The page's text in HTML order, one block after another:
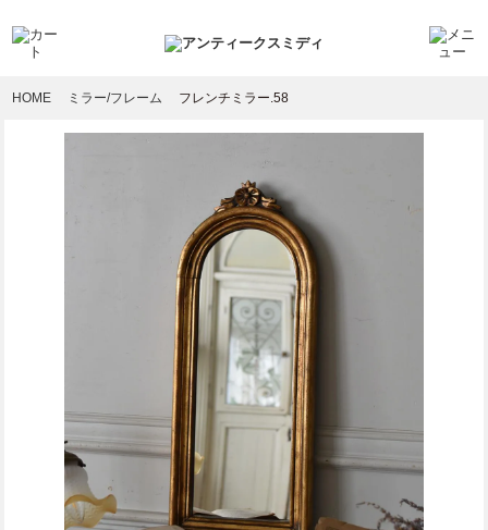
HOME ミラー/フレーム フレンチミラー.58